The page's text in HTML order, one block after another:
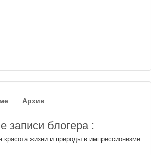
Архив
записи блогера :
красота жизни и природы в импрессионизме